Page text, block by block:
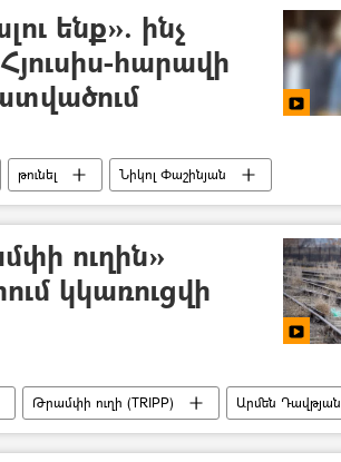
Նախիջևան Թուրքիա
ենք». ինչ
հարավի
թունել
Նիկոլ Փաշինյան
Տեսանյութեր
ուղին»
կկառուցվի
Թրամփի ուղի (TRIPP)
Արմեն Դավթյան